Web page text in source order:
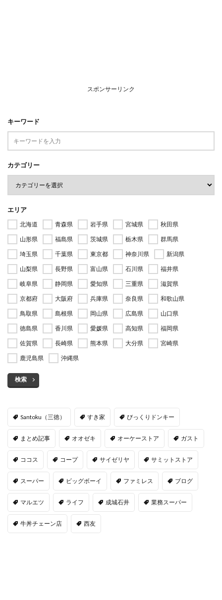
スポンサーリンク
キーワード
カテゴリー
エリア
北海道 青森県 岩手県 宮城県
秋田県
山形県
福島県 茨城県 栃木県
群馬県
埼玉県
千葉県 東京都 神奈川県
新潟県
山梨県
長野県 富山県 石川県
福井県
岐阜県
静岡県 愛知県 三重県
滋賀県
京都府
大阪府 兵庫県 奈良県
和歌山県
鳥取県
島根県 岡山県 広島県
山口県
徳島県
香川県 愛媛県 高知県
福岡県
佐賀県
長崎県 熊本県 大分県
宮崎県
鹿児島県
沖縄県
検索
Santoku（三徳） すき家 びっくりドンキー
まとめ記事 オオゼキ オーケーストア ガスト
ココス コープ サイゼリヤ サミットストア
スーパー ビッグボーイ ファミレス ブログ
マルエツ ライフ 成城石井 業務スーパー
牛丼チェーン店 西友